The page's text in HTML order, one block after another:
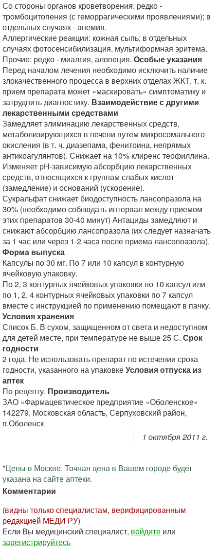
Со стороны органов кроветворения: редко -
тромбоцитопения (с геморрагическими проявлениями); в
отдельных случаях - анемия.
Аллергические реакции: кожная сыпь; в отдельных
случаях фотосенсибилизация, мультиформная эритема.
Прочие: редко - миалгия, алопеция. Особые указания
Перед началом лечения необходимо исключить наличие
злокачественного процесса в верхних отделах ЖКТ, т. к.
прием препарата может «маскировать» симптоматику и
затруднить диагностику. Взаимодействие с другими
лекарственными средствами
Замедляет элиминацию лекарственных средств,
метаболизирующихся в печени путем микросомального
окисления (в т. ч. диазепама, фенитоина, непрямых
антикоагулянтов). Снижает на 10% клиренс теофиллина.
Изменяет рН-зависимую абсорбцию лекарственных
средств, относящихся к группам слабых кислот
(замедление) и оснований (ускорение).
Сукральфат снижает биодоступность лансопразола на
30% (необходимо соблюдать интервал между приемом
этих препаратов 30-40 минут) Антациды замедляют и
снижают абсорбцию лансопразола (их следует назначать
за 1 час или через 1-2 часа после приема лансопоазола).
Форма выпуска
Капсулы по 30 мг. По 7 или 10 капсул в контурную
ячейковую упаковку.
По 2, 3 контурных ячейковых упаковки по 10 капсул или
по 1, 2, 4 контурных ячейковых упаковки по 7 капсул
вместе с инструкцией по применению помещают в пачку.
Условия хранения
Список Б. В сухом, защищенном от света и недоступном
для детей месте, при температуре не выше 25 С. Срок
годности
2 года. Не использовать препарат по истечении срока
годности, указанного на упаковкеУсловия отпуска из
аптек
По рецепту. Производитель
ЗАО «Фармацевтическое предприятие «Оболенское»
142279, Московская область, Серпуховский район,
п.Оболенск
1 октября 2011 г.
*Цены в Москве. Точная цена в Вашем городе будет
указана на сайте аптеки.
Комментарии
(видны только специалистам, верифицированным
редакцией МЕДИ РУ)
Если Вы медицинский специалист, войдите или
зарегистрируйтесь